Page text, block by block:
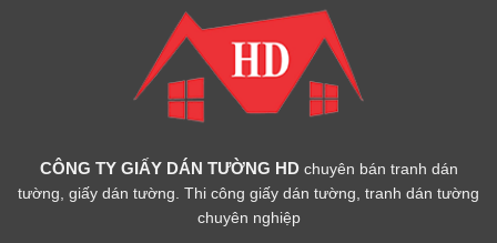
CÔNG TY GIẤY DÁN TƯỜNG HD chuyên bán tranh dán
tường, giấy dán tường. Thi công giấy dán tường, tranh dán tường
chuyên nghiệp